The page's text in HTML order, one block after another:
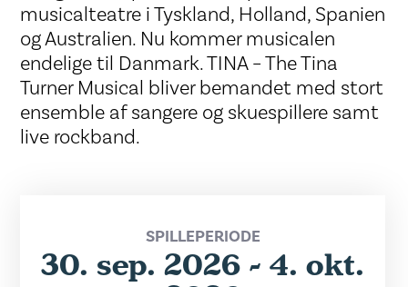
musicalteatre i Tyskland, Holland, Spanien
og Australien. Nu kommer musicalen
endelige til Danmark. TINA – The Tina
Turner Musical bliver bemandet med stort
ensemble af sangere og skuespillere samt
live rockband.
SPILLEPERIODE
30. sep. 2026 - 4. okt.